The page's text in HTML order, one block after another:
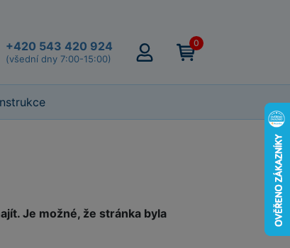
+420 543 420 924
(všední dny 7:00-15:00)
0
Je možné, že stránka byla